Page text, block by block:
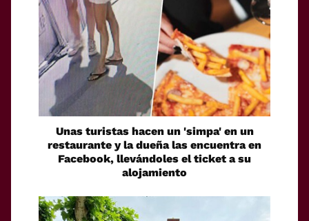
Unas turistas hacen un 'simpa' en un
restaurante y la dueña las encuentra en
Facebook, llevándoles el ticket a su
alojamiento